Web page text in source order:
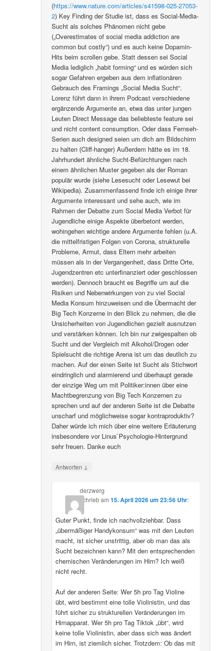
(https://www.nature.com/articles/s41598-025-27053-
2) Key Finding der Studie ist, dass es Social-Media-
Sucht als solches Phänomen nicht gebe
(„Overestimates of social media addiction are
common but costly“) und es auch keine Dopamin-
Hits beim scrollen gebe. Statt dessen sei Social
Media lediglich „habit forming“ und es würden sich
sogar Gefahren ergeben aus dem inflationären
Gebrauch des Framings „Social Media Sucht“.
Lorenz führt dann in ihrem Podcast verschiedene
ergänzende Argumente an, etwa das unter jungen
Leuten Direct Message das beliebteste feature sei
und nicht content consumption. Oder dass Fernseh-
Serien auch designed seien um dich am Bildschirm
zu halten (Cliff-hanger) Außerdem hätte es im 18.
Jahrhundert ähnliche Sucht-Befürchtungen nach
einem ähnlichen Muster gegeben als der Roman
populär wurde (siehe Lesesucht oder Lesewut bei
Wikipedia). Zusammenfassend finde ich einige ihrer
Argumente interessant und sehe auch, wie im
Rahmen der Debatte zum Social Media Verbot für
Jugendliche einige Aspekte überbetont werden,
wohingehen wichtige andere Argumente fehlen (u.A.
die mittelfristigen Folgen von Corona, strukturelle
Probleme, Armut, dass Eltern mehr arbeiten
müssen als in der Vergangenheit, dass Dritte Orte,
Jugendzentren etc unterfinanziert oder geschlossen
werden). Dennoch braucht es Begriffe um auf die
Risiken und Nebenwirkungen von zu viel Social
Media Konsum hinzuweisen und die Übermacht der
Big Tech Konzerne in den Blick zu nehmen, die die
Unsicherheiten von Jugendlichen gezielt ausnutzen
und verstärken können. Ich bin nur zwigespalten ob
Sucht und der Vergleich mit Alkohol/Drogen oder
Spielsucht die richtige Arena ist um das deutlich zu
machen. Auf der einen Seite ist Sucht als Stichwort
eindringlich und alarmierend und überhaupt gerade
der einzige Weg um mit Politiker:innen über eine
Machtbegrenzung von Big Tech Konzernen zu
sprechen und auf der anderen Seite ist die Debatte
unscharf und möglichweise sogar kontraproduktiv?
Daher würde ich mich über eine weitere Erläuterung
insbesondere vor Linus`Psychologie-Hintergrund
sehr freuen. Danke euch
Antworten ↓
derzwerg
schriebam 15. April 2026 um 23:56 Uhr:
Guter Punkt, finde ich nachvollziehbar. Dass
„übermäßiger Handykonsum“ was mit den Leuten
macht, ist sicher unstrittig, aber ob man das als
Sucht bezeichnen kann? Mit den entsprechenden
chemischen Veränderungen im Hirn? Ich weiß
nicht recht.
Auf der anderen Seite: Wer 5h pro Tag Violine
übt, wird bestimmt eine tolle Violinistin, und das
führt sicher zu strukturellen Veränderungen im
Hirnapparat. Wer 5h pro Tag Tiktok „übt“, wird
keine tolle Violinistin, aber dass sich was ändert
im Hirn, ist ziemlich sicher. Trotzdem: Ob das mit